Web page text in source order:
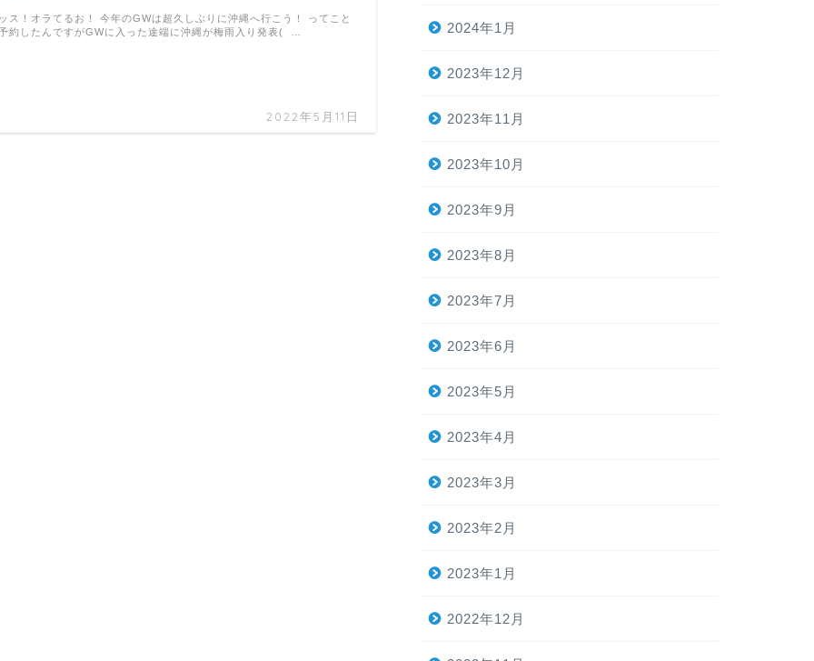
2022年5月11日
ス！オラてるお！ 今年のGWは超久しぶりに沖縄へ行こう！ ってこと
約したんですがGWに入った途端に沖縄が梅雨入り発表( …
2024年1月
2023年12月
2023年11月
2023年10月
2023年9月
2023年8月
2023年7月
2023年6月
2023年5月
2023年4月
2023年3月
2023年2月
2023年1月
2022年12月